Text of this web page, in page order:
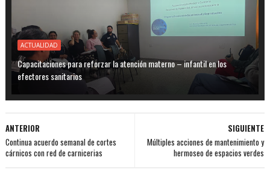
ACTUALIDAD
Capacitaciones para reforzar la atención materno – infantil en los
efectores sanitarios
SIGUIENTE
Múltiples acciones de mantenimiento y
hermoseo de espacios verdes
ANTERIOR
Continua acuerdo semanal de cortes
cárnicos con red de carnicerias